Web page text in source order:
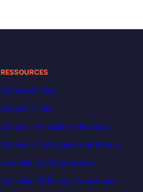
RESSOURCES
Decoded | Blog
Découvrir n8n
Découvrir le machine learning
Découvrir l’intelligence artificielle
Le métier de Data Analyst
Formation POEI en informatique